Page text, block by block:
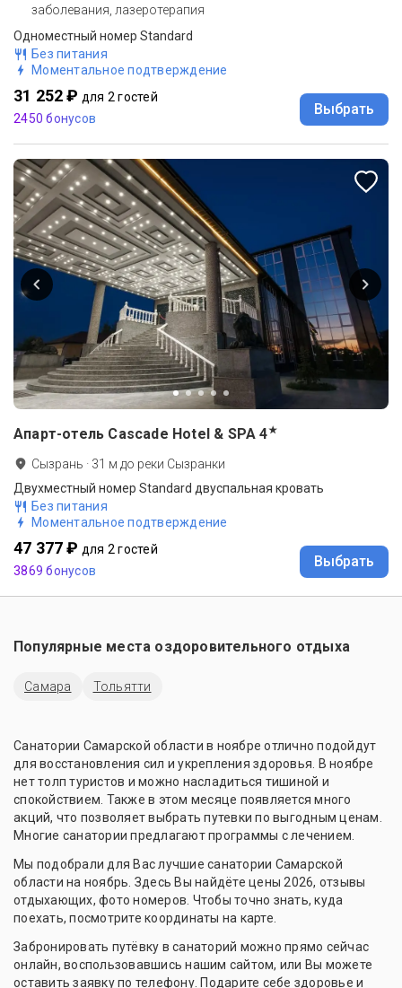
заболевания, лазеротерапия
Одноместный номер Standard
Без питания
Моментальное подтверждение
31 252 ₽ для 2 гостей
2450 бонусов
Выбрать
Апарт-отель Cascade Hotel & SPA 4★
Сызрань · 31 м до реки Сызранки
Двухместный номер Standard двуспальная кровать
Без питания
Моментальное подтверждение
47 377 ₽ для 2 гостей
3869 бонусов
Выбрать
Популярные места оздоровительного отдыха
Самара Тольятти
Санатории Самарской области в ноябре отлично подойдут
для восстановления сил и укрепления здоровья. В ноябре
нет толп туристов и можно насладиться тишиной и
спокойствием. Также в этом месяце появляется много
акций, что позволяет выбрать путевки по выгодным ценам.
Многие санатории предлагают программы с лечением.
Мы подобрали для Вас лучшие санатории Самарской
области на ноябрь. Здесь Вы найдёте цены 2026, отзывы
отдыхающих, фото номеров. Чтобы точно знать, куда
поехать, посмотрите координаты на карте.
Забронировать путёвку в санаторий можно прямо сейчас
онлайн, воспользовавшись нашим сайтом, или Вы можете
оставить заявку по телефону. Подарите себе здоровье и